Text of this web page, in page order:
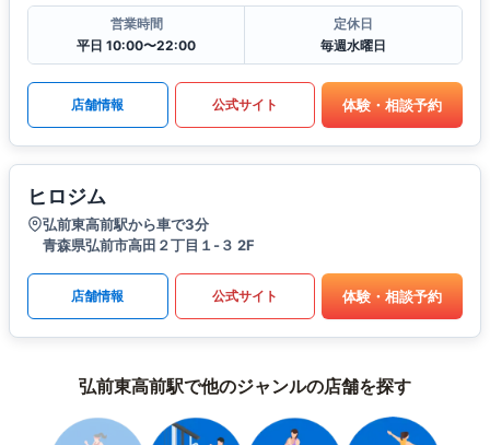
営業時間
平日 10:00〜22:00
定休日
毎週水曜日
店舗情報 公式サイト 体験・相談予約
ヒロジム
弘前東高前駅から車で3分
青森県弘前市高田２丁目１-３ 2F
店舗情報 公式サイト 体験・相談予約
弘前東高前駅で他のジャンルの店舗を探す